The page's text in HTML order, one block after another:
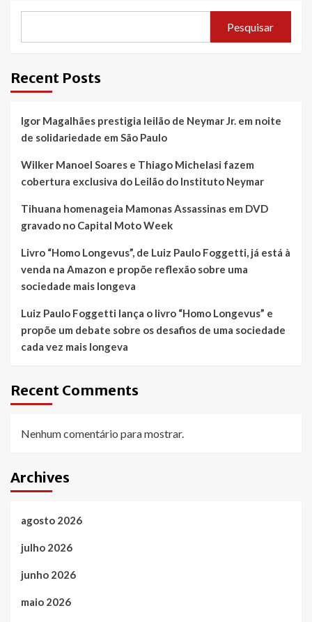
Pesquisar
Recent Posts
Igor Magalhães prestigia leilão de Neymar Jr. em noite
de solidariedade em São Paulo
Wilker Manoel Soares e Thiago Michelasi fazem
cobertura exclusiva do Leilão do Instituto Neymar
Tihuana homenageia Mamonas Assassinas em DVD
gravado no Capital Moto Week
Livro “Homo Longevus”, de Luiz Paulo Foggetti, já está à
venda na Amazon e propõe reflexão sobre uma
sociedade mais longeva
Luiz Paulo Foggetti lança o livro “Homo Longevus” e
propõe um debate sobre os desafios de uma sociedade
cada vez mais longeva
Recent Comments
Nenhum comentário para mostrar.
Archives
agosto 2026
julho 2026
junho 2026
maio 2026